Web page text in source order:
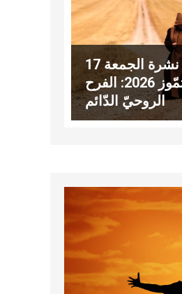
عناوين نشرة الجمعة 17
تمّوز 2026: الفرح
الروحيّ الدّائم